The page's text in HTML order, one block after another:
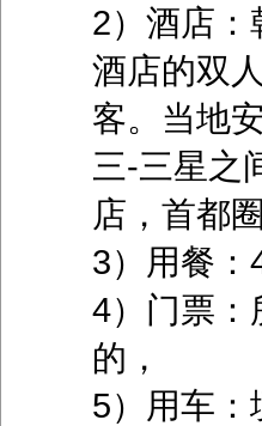
2）酒店：
酒店的双
客。当地
三-三星之
店，首都
3）用餐：
4）门票：
的，
5）用车：